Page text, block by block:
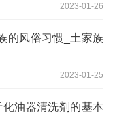
2023-01-26
的风俗习惯_土家族
2023-01-25
油器清洗剂的基本